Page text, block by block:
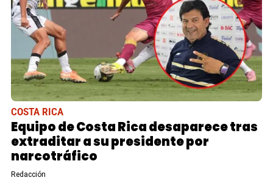
COSTA RICA
Equipo de Costa Rica desaparece tras
extraditar a su presidente por
narcotráfico
Redacción